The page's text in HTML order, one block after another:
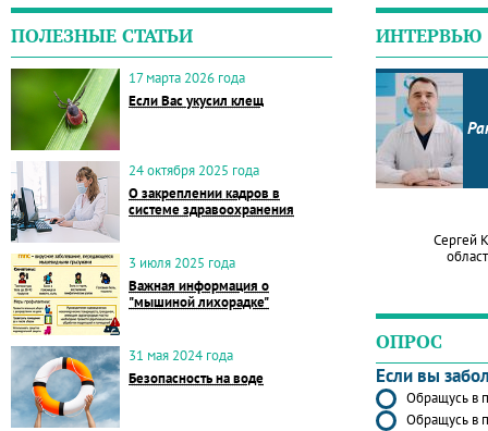
ПОЛЕЗНЫЕ СТАТЬИ
17 марта 2026 года
Если Вас укусил клещ
24 октября 2025 года
О закреплении кадров в
системе здравоохранения
3 июля 2025 года
Важная информация о
"мышиной лихорадке"
31 мая 2024 года
Безопасность на воде
ИНТЕРВЬЮ
Сергей
ОПРОС
Если вы
Обращусь в
Обращусь в